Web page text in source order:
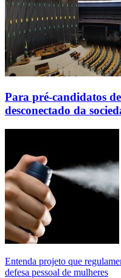
Para pré-candidatos
desconectado da
Entenda projeto que
defesa pessoal de mulheres